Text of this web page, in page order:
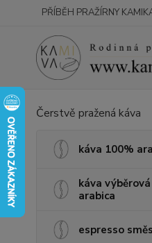
PŘÍBĚH PRAŽÍRNY
Čerstvě pražená káva
káva 100%
káva
arabica
espresso